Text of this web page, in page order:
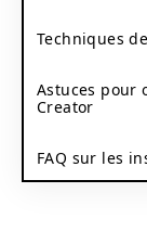
Techniques
Astuces pour
Creator
FAQ sur les